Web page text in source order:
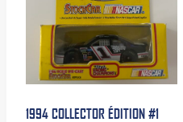
1994 COLLECTOR ÉDITION #1